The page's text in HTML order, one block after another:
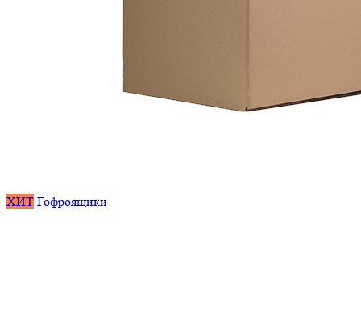
ХИТ Гофроящики